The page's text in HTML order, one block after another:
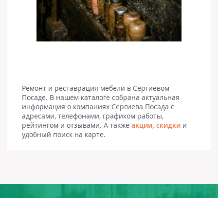
Ремонт и реставрация мебели в Сергиевом
Посаде. В нашем каталоге собрана актуальная
информация о компаниях Сергиева Посада с
адресами, телефонами, графиком работы,
рейтингом и отзывами. А также акции, скидки и
удобный поиск на карте.